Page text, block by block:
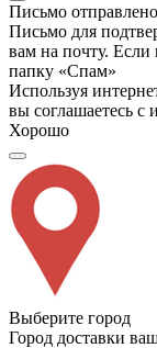
Письмо
Письмо для
вам на почту. Если
папку «Спам»
Используя
вы соглашаетесь с
Хорошо
Выберите город
Город доставки